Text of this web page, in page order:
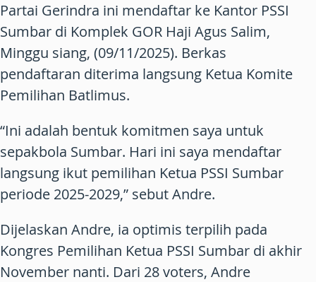
Partai Gerindra ini mendaftar ke Kantor PSSI
Sumbar di Komplek GOR Haji Agus Salim,
Minggu siang, (09/11/2025). Berkas
pendaftaran diterima langsung Ketua Komite
Pemilihan Batlimus.
“Ini adalah bentuk komitmen saya untuk
sepakbola Sumbar. Hari ini saya mendaftar
langsung ikut pemilihan Ketua PSSI Sumbar
periode 2025-2029,” sebut Andre.
Dijelaskan Andre, ia optimis terpilih pada
Kongres Pemilihan Ketua PSSI Sumbar di akhir
November nanti. Dari 28 voters, Andre